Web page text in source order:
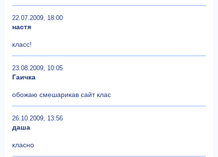
22.07.2009, 18:00
настя
класс!
23.08.2009, 10:05
Гаичка
обожаю смешарикав сайт клас
26.10.2009, 13:56
даша
класно